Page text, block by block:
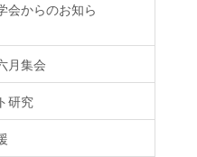
会からのお知ら
月集会
研究